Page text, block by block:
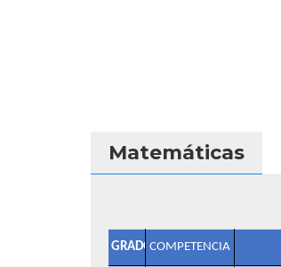
Matemáticas
GRADOCOMPETENCIA